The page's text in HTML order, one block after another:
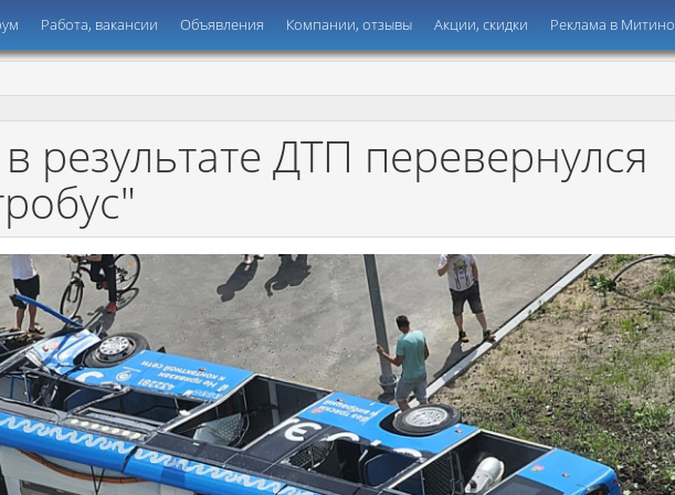
Работа, вакансии Объявления Компании, отзывы Акции, скидки Реклама в Митино
результате ДТП перевернулся